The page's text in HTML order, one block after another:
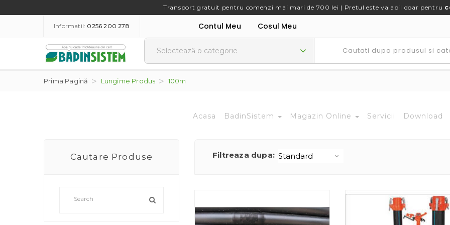
Transport gratuit pentru comenzi mai mari de 700 lei | Pretul este valabil doar pentru
Informatii: 0256 200 278 Contul Meu Cosul Meu
Prima Pagină Lungime Produs 100m
Acasa BadinSistem Magazin Online Servicii Download
Cautare Produse Filtreaza dupa: